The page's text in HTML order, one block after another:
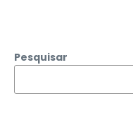
Pesquisar